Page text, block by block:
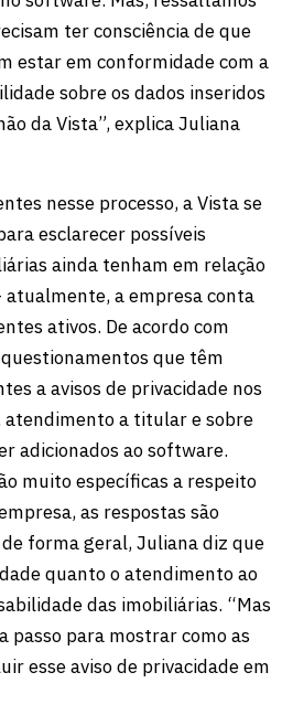
ter consciência de que
estar em conformidade com a
sobre os dados inseridos
da Vista”, explica Juliana
nesse processo, a Vista se
esclarecer possíveis
ainda tenham em relação
atualmente, a empresa conta
ativos. De acordo com
que têm
a avisos de privacidade nos
atendimento a titular e sobre
adicionados ao software.
muito específicas a respeito
as respostas são
forma geral, Juliana diz que
quanto o atendimento ao
das imobiliárias. “Mas
passo para mostrar como as
esse aviso de privacidade em